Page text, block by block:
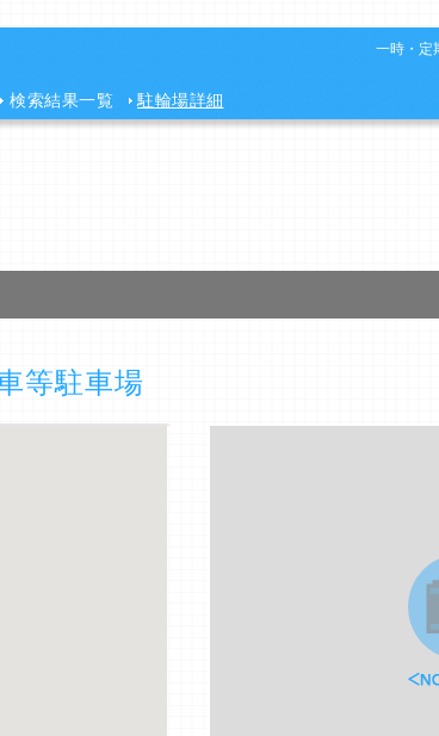
一時・定
検索結果一覧 駐輪場詳細
等駐車場